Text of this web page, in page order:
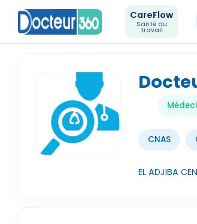
CareFlow
Santé au
travail
CNAS
EL ADJIBA